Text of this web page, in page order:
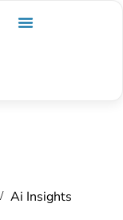
Ai Insights